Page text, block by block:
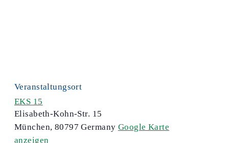
Veranstaltungsort
EKS 15
Elisabeth-Kohn-Str. 15
München, 80797 Germany Google Karte
anzeigen